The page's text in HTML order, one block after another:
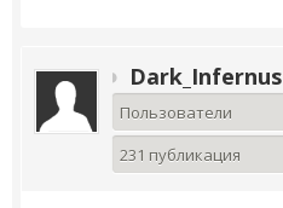
Dark_Infernus
Пользователи
231 публикация